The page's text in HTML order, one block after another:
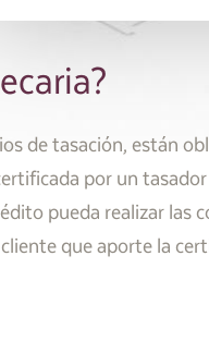
de tasación, están
por un
pueda realizar las
que aporte la